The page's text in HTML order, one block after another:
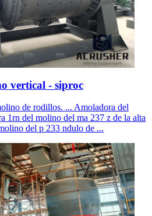
vertical - siproc
de rodillos. ... Amoladora del
1rn del molino del ma 237 z de la alta
del p 233 ndulo de ...